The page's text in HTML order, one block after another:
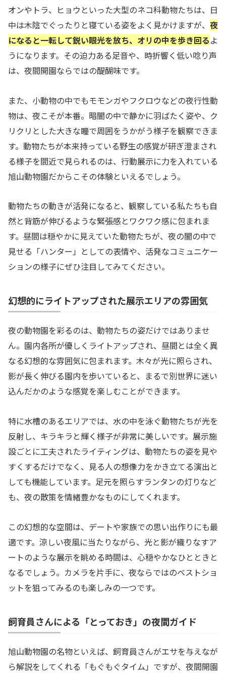
オンやトラ、ヒョウといった大型のネコ科動物たちは、日
中は木陰でぐったりと寝ている姿をよく見かけますが、 夜
になると一転して鋭い眼光を放ち、オリの中を歩き回るよ
うになります。その迫力ある足音や、時折響く低い唸り声
は、夜間開園ならではの醍醐味です。
また、小動物の中でもモモンガやフクロウなどの夜行性動
物は、夜こそが本番。暗闇の中で静かに羽ばたく姿や、ク
リクリとした大きな瞳で周囲をうかがう様子を観察できま
す。動物たちが本来持っている野生の感覚が研ぎ澄まされ
る様子を間近で見られるのは、行動展示に力を入れている
旭山動物園だからこその体験といえるでしょう。
動物たちの動きが活発になると、観察している私たちも自
然と背筋が伸びるような緊張感とワクワク感に包まれま
す。昼間は穏やかに見えていた動物たちが、夜の闇の中で
見せる「ハンター」としての表情や、活発なコミュニケー
ションの様子にぜひ注目してみてください。
幻想的にライトアップされた展示エリアの雰囲気
夜の動物園を彩るのは、動物たちの姿だけではありませ
ん。園内各所が優しくライトアップされ、昼間とは全く異
なる幻想的な雰囲気に包まれます。木々が光に照らされ、
影が長く伸びる園内を歩いていると、まるで別世界に迷い
込んだかのような感覚を楽しむことができます。
特に水槽のあるエリアでは、水の中を泳ぐ動物たちが光を
反射し、キラキラと輝く様子が非常に美しいです。展示施
設ごとに工夫されたライティングは、動物たちの姿を見や
すくするだけでなく、見る人の想像力をかき立てる演出と
しても機能しています。足元を照らすランタンの灯りなど
も、夜の散策を情緒豊かなものにしてくれます。
この幻想的な空間は、デートや家族での思い出作りにも最
適です。涼しい夜風に当たりながら、光と影が織りなすア
ートのような展示を眺める時間は、心穏やかなひとときと
なるでしょう。カメラを片手に、夜ならではのベストショ
ットを狙ってみるのも楽しみの一つです。
飼育員さんによる「とっておき」の夜間ガイド
旭山動物園の名物といえば、飼育員さんがエサを与えなが
ら解説をしてくれる「もぐもぐタイム」ですが、夜間開園